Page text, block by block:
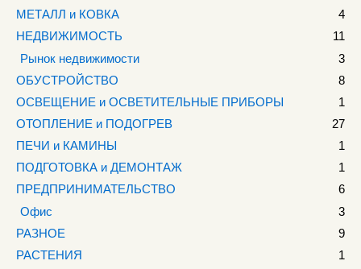
МЕТАЛЛ и КОВКА
4
НЕДВИЖИМОСТЬ
11
Рынок недвижимости
3
ОБУСТРОЙСТВО
8
ОСВЕЩЕНИЕ и ОСВЕТИТЕЛЬНЫЕ ПРИБОРЫ
1
ОТОПЛЕНИЕ и ПОДОГРЕВ
27
ПЕЧИ и КАМИНЫ
1
ПОДГОТОВКА и ДЕМОНТАЖ
1
ПРЕДПРИНИМАТЕЛЬСТВО
6
Офис
3
РАЗНОЕ
9
РАСТЕНИЯ
1